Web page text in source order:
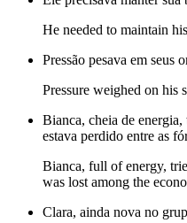
He needed to maintain
Pressão pesava em seus
Pressure weighed on his
Bianca, cheia de
estava perdido entre as
Bianca, full of energy,
was lost among the
Clara, ainda nova no